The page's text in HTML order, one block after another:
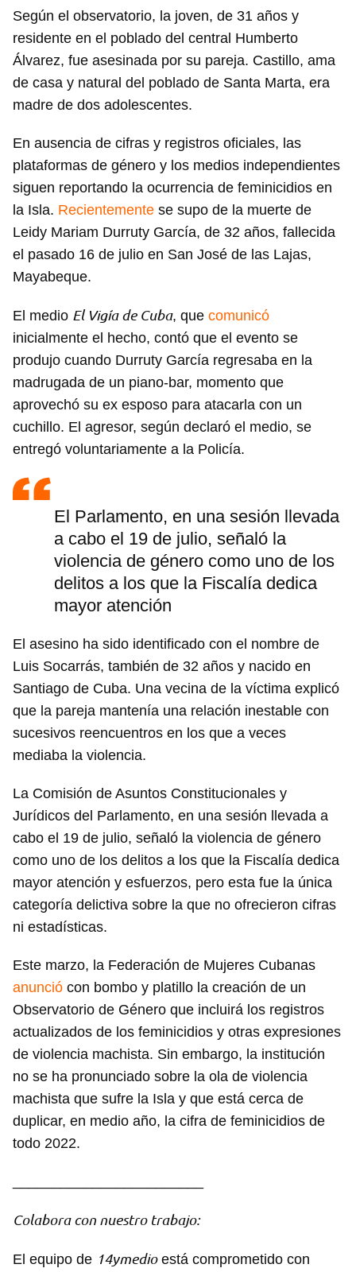
Según el observatorio, la joven, de 31 años y
residente en el poblado del central Humberto
Álvarez, fue asesinada por su pareja. Castillo, ama
de casa y natural del poblado de Santa Marta, era
madre de dos adolescentes.
En ausencia de cifras y registros oficiales, las
plataformas de género y los medios independientes
siguen reportando la ocurrencia de feminicidios en
la Isla. Recientemente se supo de la muerte de
Leidy Mariam Durruty García, de 32 años, fallecida
el pasado 16 de julio en San José de las Lajas,
Mayabeque.
El medio El Vigía de Cuba, que comunicó
inicialmente el hecho, contó que el evento se
produjo cuando Durruty García regresaba en la
madrugada de un piano-bar, momento que
aprovechó su ex esposo para atacarla con un
cuchillo. El agresor, según declaró el medio, se
entregó voluntariamente a la Policía.
El Parlamento, en una sesión llevada
a cabo el 19 de julio, señaló la
violencia de género como uno de los
delitos a los que la Fiscalía dedica
mayor atención
El asesino ha sido identificado con el nombre de
Luis Socarrás, también de 32 años y nacido en
Santiago de Cuba. Una vecina de la víctima explicó
que la pareja mantenía una relación inestable con
sucesivos reencuentros en los que a veces
mediaba la violencia.
La Comisión de Asuntos Constitucionales y
Jurídicos del Parlamento, en una sesión llevada a
cabo el 19 de julio, señaló la violencia de género
como uno de los delitos a los que la Fiscalía dedica
mayor atención y esfuerzos, pero esta fue la única
categoría delictiva sobre la que no ofrecieron cifras
ni estadísticas.
Este marzo, la Federación de Mujeres Cubanas
anunció con bombo y platillo la creación de un
Observatorio de Género que incluirá los registros
actualizados de los feminicidios y otras expresiones
de violencia machista. Sin embargo, la institución
no se ha pronunciado sobre la ola de violencia
machista que sufre la Isla y que está cerca de
duplicar, en medio año, la cifra de feminicidios de
todo 2022.
Colabora con nuestro trabajo:
El equipo de 14ymedioestá comprometido con